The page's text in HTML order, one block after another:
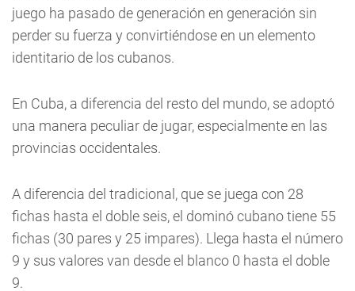
juego ha pasado de generación en generación sin
perder su fuerza y convirtiéndose en un elemento
identitario de los cubanos.
En Cuba, a diferencia del resto del mundo, se adoptó
una manera peculiar de jugar, especialmente en las
provincias occidentales.
A diferencia del tradicional, que se juega con 28
fichas hasta el doble seis, el dominó cubano tiene 55
fichas (30 pares y 25 impares). Llega hasta el número
9 y sus valores van desde el blanco 0 hasta el doble
9.